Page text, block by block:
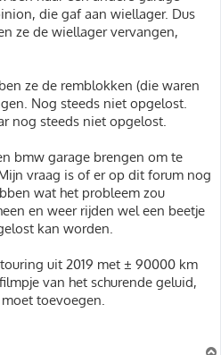
die gaf aan wiellager. Dus
ze de wiellager vervangen,
ze de remblokken (die waren
Nog steeds niet opgelost.
nog steeds niet opgelost.
bmw garage brengen om te
vraag is of er op dit forum nog
wat het probleem zou
en weer rijden wel een beetje
kan worden.
uit 2019 met ± 90000 km
van het schurende geluid,
toevoegen.